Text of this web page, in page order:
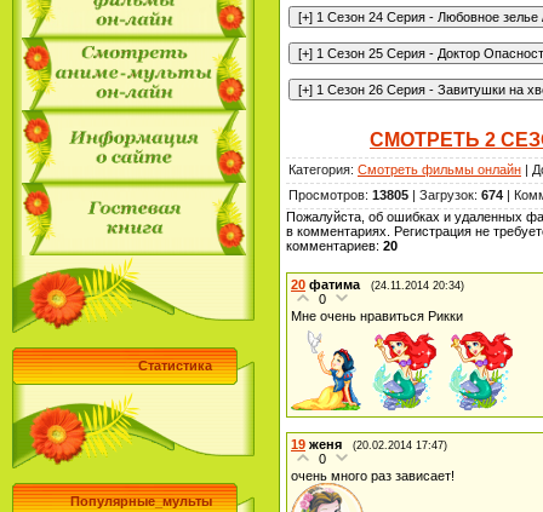
Статистика
Популярные_мульты
СМОТРЕТЬ 2
Категория: Смотреть фильмы онлайн |
Просмотров: 13805 | Загрузок: 674 |
Пожалуйста, об ошибках и удаленных
в комментариях. Регистрация не
комментариев: 20
20 фатима (24.11.2014 20:34)
0
Мне очень нравиться Рикки
19 женя (20.02.2014 17:47)
0
очень много раз зависает!